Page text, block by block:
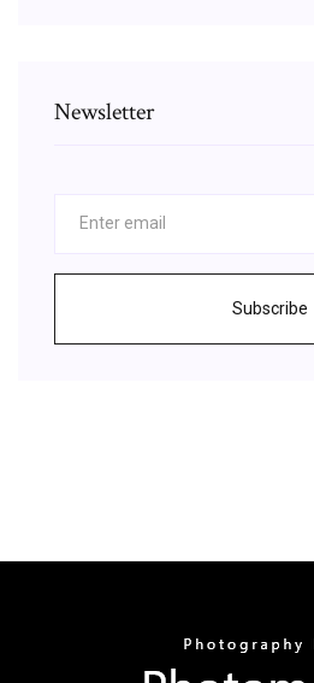
Newsletter
Subscribe